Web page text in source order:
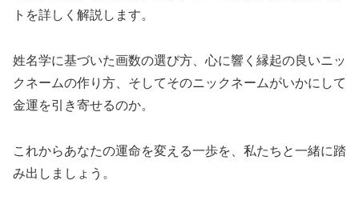
トを詳しく解説します。
姓名学に基づいた画数の選び方、心に響く縁起の良いニッ
クネームの作り方、そしてそのニックネームがいかにして
金運を引き寄せるのか。
これからあなたの運命を変える一歩を、私たちと一緒に踏
み出しましょう。